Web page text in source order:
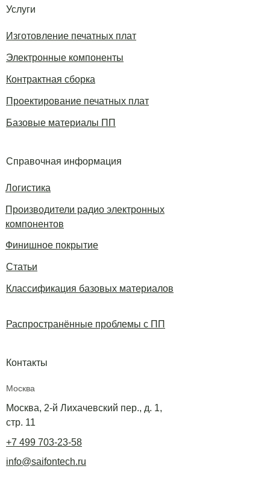
Контакты
Москва
Москва, 2-й Лихачевский пер., д. 1,
стр. 11
+7 499 703-23-58
info@saifontech.ru
Справочная информация
Статьи
Классификация базовых материалов
Распространённые проблемы с ПП
Изготовление печатных плат
Электронные компоненты
Контрактная сборка
Проектирование печатных плат
Базовые материалы ПП
Услуги
Логистика
Финишное покрытие
Производители радио электронных
компонентов